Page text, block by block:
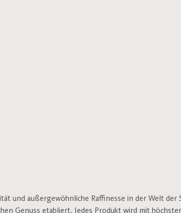
und außergewöhnliche Raffinesse in der Welt
Genuss etabliert. Jedes Produkt wird mit